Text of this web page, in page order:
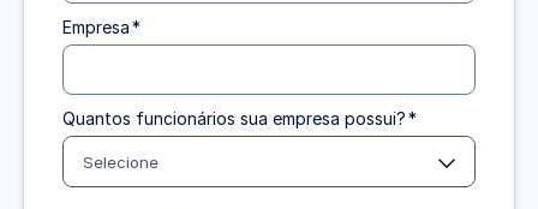
Empresa*
Quantos funcionários sua empresa possui?*
Selecione